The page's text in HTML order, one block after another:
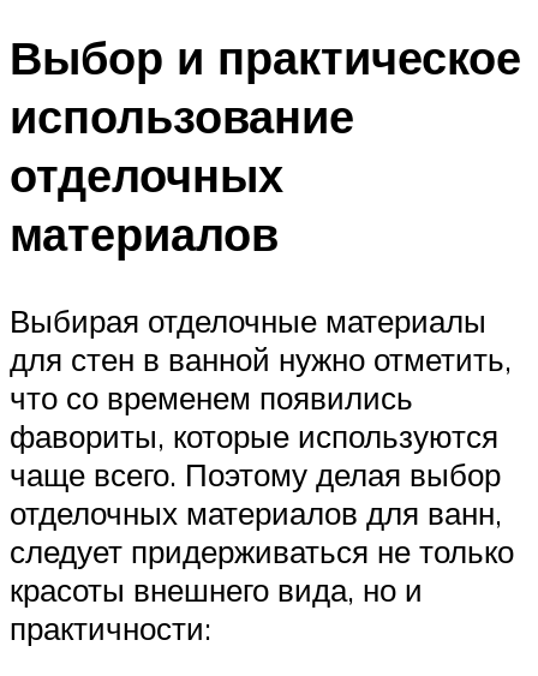
Выбор и практическое
использование
отделочных
материалов
Выбирая отделочные материалы
для стен в ванной нужно отметить,
что со временем появились
фавориты, которые используются
чаще всего. Поэтому делая выбор
отделочных материалов для ванн,
следует придерживаться не только
красоты внешнего вида, но и
практичности: